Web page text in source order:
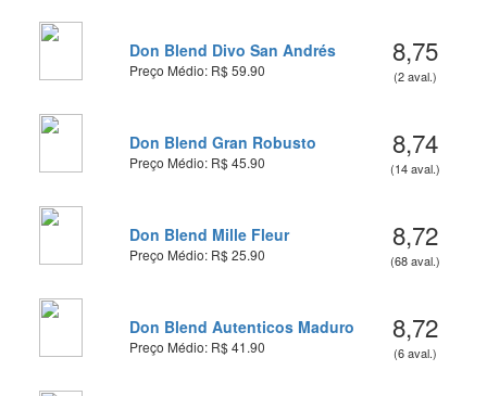
Don Blend Divo San Andrés
Preço Médio: R$ 59.90
8,75
(2 aval.)
Don Blend Gran Robusto
Preço Médio: R$ 45.90
8,74
(14 aval.)
Don Blend Mille Fleur
Preço Médio: R$ 25.90
8,72
(68 aval.)
Don Blend Autenticos Maduro
Preço Médio: R$ 41.90
8,72
(6 aval.)